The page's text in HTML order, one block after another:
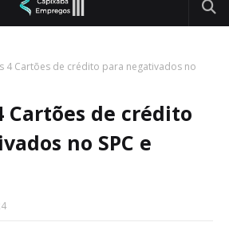
4 Cartões de crédito para negativados no
Cartões de crédito
no SPC e